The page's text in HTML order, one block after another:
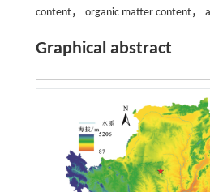
content， organic matter content，
Graphical abstract